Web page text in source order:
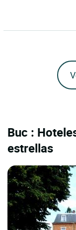
Buc :
estrellas